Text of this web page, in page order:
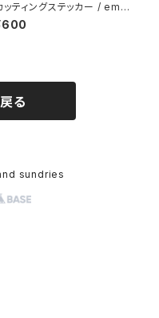
ッティングステッカー / embl
(ゴールドラメ
る
sundries